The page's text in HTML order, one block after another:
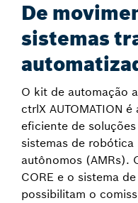
De
sistemas
O kit de automação
ctrlX AUTOMATION
eficiente de
sistemas de robótica
autônomos (AMRs).
CORE e o sistema
possibilitam o